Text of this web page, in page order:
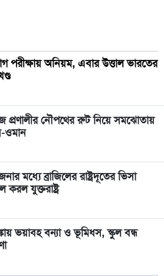
পরীক্ষায় অনিয়ম, এবার উত্তাল ভারতের
প্রণালীর নৌপথের রুট নিয়ে সমঝোতায়
ওমান
মধ্যে ব্রাজিলের রাষ্ট্রদূতের ভিসা
করল যুক্তরাষ্ট্র
ভয়াবহ বন্যা ও ভূমিধস, স্কুল বন্ধ